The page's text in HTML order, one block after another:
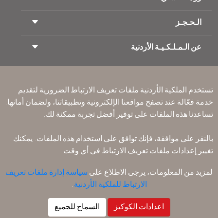
شروط السفر
السفر أثناء الحمل
ذوي الاحتياجات الخاصة
Accessibility Plan and Feedback Process
الـحـجـز
حجز القطار
تكرم
الإقامه لمسافري الترانزيت
عن الـمـلـكـيـة الأردنية
انضم لعائلتنا
الأخبار
سـيـا سة الخصوصية
مكاتبنا حول العالم
شروط وأحكام العقد
سياسة ملفات تعريف الارتباط
سياسة خرق البيانات الشخصية
سياسة الاسترداد
تستخدم الملكية الأردنية ملفات تعريف الارتباط الضرورية لتقديم
خدمة فعّالة عند تصفح مواقعنا الإلكترونية وتطبيقاتنا، ولضمان أمانها.
تساعدنا هذه الملفات على توفير أفضل تجربة ممكنة لك.
بالنقر على موافقة، فإنك توافق على استخدام هذه الملفات. يمكنك
تغيير إعدادات ملفات تعريف الارتباط في أي وقت.
لمزيد من المعلومات، يرجى الاطلاع على سياسة إدارة ملفات تعريف
الارتباط للملكية الأردنية.
اعدادات الكوكيز السماح للجميع